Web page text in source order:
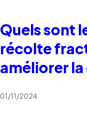
Quels sont
récolte
améliorer la
01/11/2024